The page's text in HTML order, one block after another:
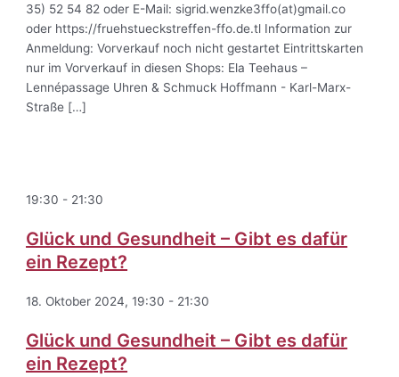
35) 52 54 82 oder E-Mail: sigrid.wenzke3ffo(at)gmail.co
oder https://fruehstueckstreffen-ffo.de.tl Information zur
Anmeldung: Vorverkauf noch nicht gestartet Eintrittskarten
nur im Vorverkauf in diesen Shops: Ela Teehaus –
Lennépassage Uhren & Schmuck Hoffmann - Karl-Marx-
Straße […]
19:30 - 21:30
Glück und Gesundheit – Gibt es dafür
ein Rezept?
18. Oktober 2024, 19:30 - 21:30
Glück und Gesundheit – Gibt es dafür
ein Rezept?